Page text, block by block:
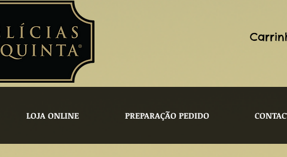
LOJA ONLINE PREPARAÇÃO PEDIDO